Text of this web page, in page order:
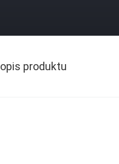
opis produktu